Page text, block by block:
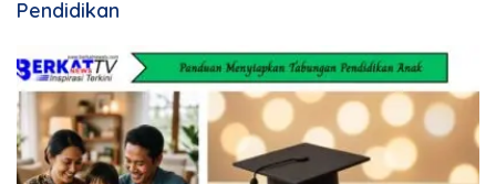
Pendidikan